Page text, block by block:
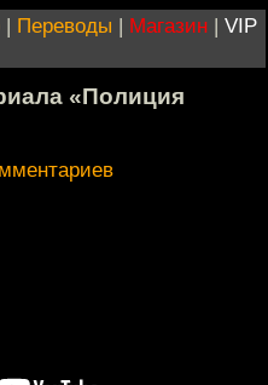
| Переводы | Магазин | VIP
«Полиция